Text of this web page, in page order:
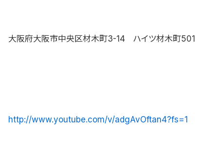
大阪府大阪市中央区材木町3-14 ハイツ材木町501
http://www.youtube.com/v/adgAvOftan4?fs=1